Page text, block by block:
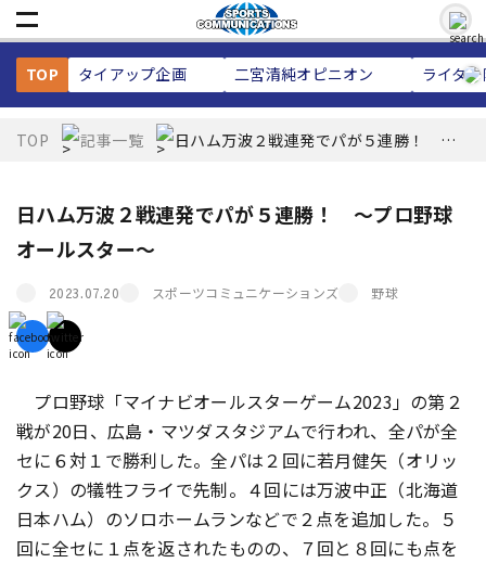
TOP タイアップ企画 二宮清純オピニオン ライタ
TOP 記事一覧 日ハム万波２戦連発でパが５連勝！ ～
日ハム万波２戦連発でパが５連勝！ ～プロ野球
オールスター～
2023.07.20 スポーツコミュニケーションズ 野球
プロ野球「マイナビオールスターゲーム2023」の第２
戦が20日、広島・マツダスタジアムで行われ、全パが全
セに６対１で勝利した。全パは２回に若月健矢（オリッ
クス）の犠牲フライで先制。４回には万波中正（北海道
日本ハム）のソロホームランなどで２点を追加した。５
回に全セに１点を返されたものの、７回と８回にも点を